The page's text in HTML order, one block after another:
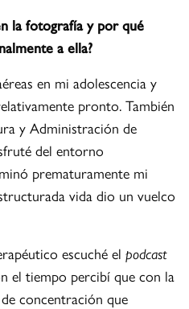
la fotografía y por qué
a ella?
en mi adolescencia y
pronto. También
y Administración de
del entorno
prematuramente mi
vida dio un vuelco
escuché elpodcast
el tiempo percibí que con la
concentración que